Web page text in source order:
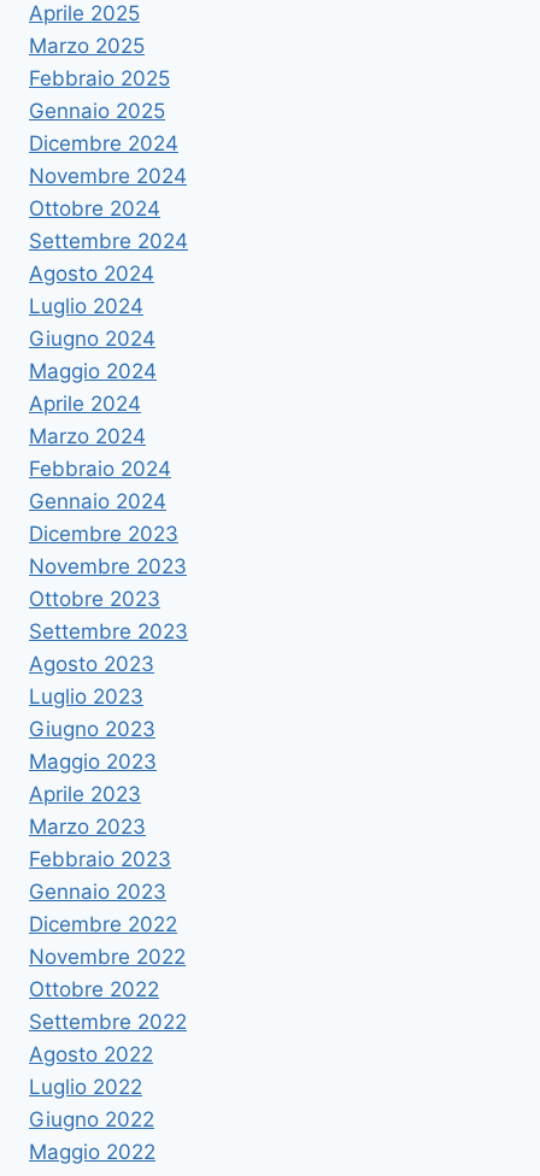
Aprile 2025
Marzo 2025
Febbraio 2025
Gennaio 2025
Dicembre 2024
Novembre 2024
Ottobre 2024
Settembre 2024
Agosto 2024
Luglio 2024
Giugno 2024
Maggio 2024
Aprile 2024
Marzo 2024
Febbraio 2024
Gennaio 2024
Dicembre 2023
Novembre 2023
Ottobre 2023
Settembre 2023
Agosto 2023
Luglio 2023
Giugno 2023
Maggio 2023
Aprile 2023
Marzo 2023
Febbraio 2023
Gennaio 2023
Dicembre 2022
Novembre 2022
Ottobre 2022
Settembre 2022
Agosto 2022
Luglio 2022
Giugno 2022
Maggio 2022